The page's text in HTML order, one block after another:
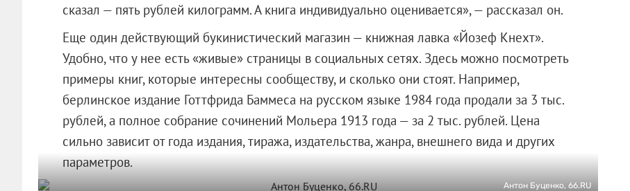
сказал — пять рублей килограмм. А книга индивидуально оценивается», — рассказал он.
Еще один действующий букинистический магазин — книжная лавка «Йозеф Кнехт».
Удобно, что у нее есть «живые» страницы в социальных сетях. Здесь можно посмотреть
примеры книг, которые интересны сообществу, и сколько они стоят. Например,
берлинское издание Готтфрида Баммеса на русском языке 1984 года продали за 3 тыс.
рублей, а полное собрание сочинений Мольера 1913 года — за 2 тыс. рублей. Цена
сильно зависит от года издания, тиража, издательства, жанра, внешнего вида и других
параметров.
Антон Буценко, 66.RU